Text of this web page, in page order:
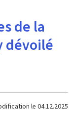
de la
dévoilé
le 04.12.2025